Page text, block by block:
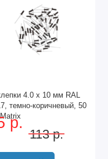
4.0 х 10 мм RAL
темно-коричневый, 50
р.
113 р.